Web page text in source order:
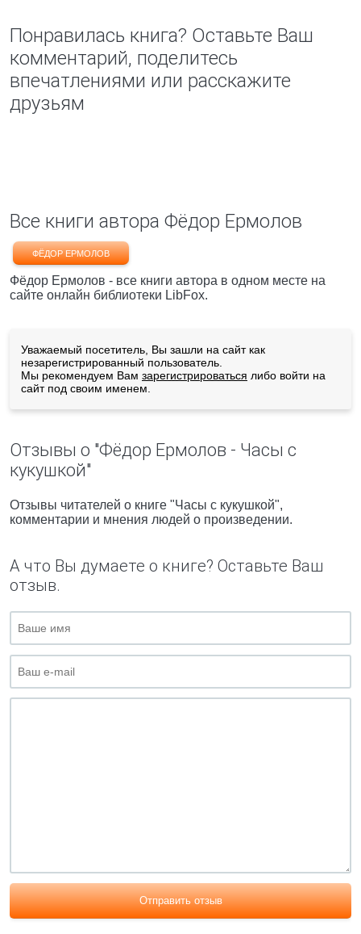
Понравилась книга? Оставьте Ваш
комментарий, поделитесь
впечатлениями или расскажите
друзьям
Все книги автора Фёдор Ермолов
ФЁДОР ЕРМОЛОВ
Фёдор Ермолов - все книги автора в одном месте на
сайте онлайн библиотеки LibFox.
Уважаемый посетитель, Вы зашли на сайт как
незарегистрированный пользователь.
Мы рекомендуем Вам зарегистрироваться либо войти на
сайт под своим именем.
Отзывы о "Фёдор Ермолов - Часы с
кукушкой"
Отзывы читателей о книге "Часы с кукушкой",
комментарии и мнения людей о произведении.
А что Вы думаете о книге? Оставьте Ваш
отзыв.
Отправить отзыв